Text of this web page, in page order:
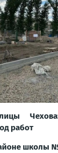
работ
школы